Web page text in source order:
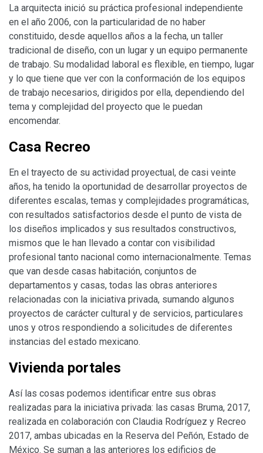
La arquitecta inició su práctica profesional independiente
en el año 2006, con la particularidad de no haber
constituido, desde aquellos años a la fecha, un taller
tradicional de diseño, con un lugar y un equipo permanente
de trabajo. Su modalidad laboral es flexible, en tiempo, lugar
y lo que tiene que ver con la conformación de los equipos
de trabajo necesarios, dirigidos por ella, dependiendo del
tema y complejidad del proyecto que le puedan
encomendar.
Casa Recreo
En el trayecto de su actividad proyectual, de casi veinte
años, ha tenido la oportunidad de desarrollar proyectos de
diferentes escalas, temas y complejidades programáticas,
con resultados satisfactorios desde el punto de vista de
los diseños implicados y sus resultados constructivos,
mismos que le han llevado a contar con visibilidad
profesional tanto nacional como internacionalmente. Temas
que van desde casas habitación, conjuntos de
departamentos y casas, todas las obras anteriores
relacionadas con la iniciativa privada, sumando algunos
proyectos de carácter cultural y de servicios, particulares
unos y otros respondiendo a solicitudes de diferentes
instancias del estado mexicano.
Vivienda portales
Así las cosas podemos identificar entre sus obras
realizadas para la iniciativa privada: las casas Bruma, 2017,
realizada en colaboración con Claudia Rodríguez y Recreo
2017, ambas ubicadas en la Reserva del Peñón, Estado de
México. Se suman a las anteriores los edificios de